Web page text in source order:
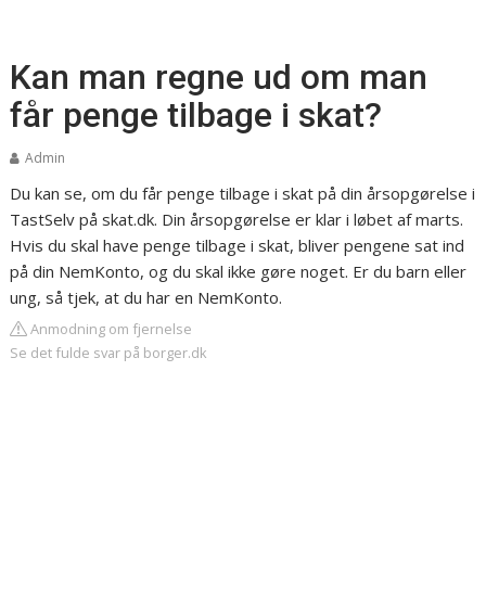
Kan man regne ud om man
får penge tilbage i skat?
Admin
Du kan se, om du får penge tilbage i skat på din årsopgørelse i
TastSelv på skat.dk. Din årsopgørelse er klar i løbet af marts.
Hvis du skal have penge tilbage i skat, bliver pengene sat ind
på din NemKonto, og du skal ikke gøre noget. Er du barn eller
ung, så tjek, at du har en NemKonto.
Anmodning om fjernelse
Se det fulde svar på borger.dk